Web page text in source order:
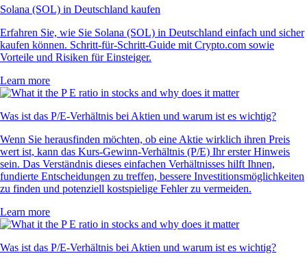
Solana (SOL) in Deutschland kaufen
Erfahren Sie, wie Sie Solana (SOL) in Deutschland einfach und sicher
kaufen können. Schritt-für-Schritt-Guide mit Crypto.com sowie
Vorteile und Risiken für Einsteiger.
Learn more
Was ist das P/E-Verhältnis bei Aktien und warum ist es wichtig?
Wenn Sie herausfinden möchten, ob eine Aktie wirklich ihren Preis
wert ist, kann das Kurs-Gewinn-Verhältnis (P/E) Ihr erster Hinweis
sein. Das Verständnis dieses einfachen Verhältnisses hilft Ihnen,
fundierte Entscheidungen zu treffen, bessere Investitionsmöglichkeiten
zu finden und potenziell kostspielige Fehler zu vermeiden.
Learn more
Was ist das P/E-Verhältnis bei Aktien und warum ist es wichtig?